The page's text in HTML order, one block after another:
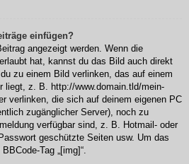
einfügen?
angezeigt werden. Wenn die
hat, kannst du das Bild auch direkt
zu einem Bild verlinken, das auf einem
liegt, z. B. http://www.domain.tld/mein-
verlinken, die sich auf deinem eigenen PC
zugänglicher Server), noch zu
verfügbar sind, z. B. Hotmail- oder
geschützte Seiten usw. Um das
Tag „[img]“.